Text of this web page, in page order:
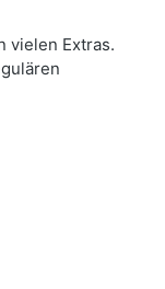
vielen Extras.